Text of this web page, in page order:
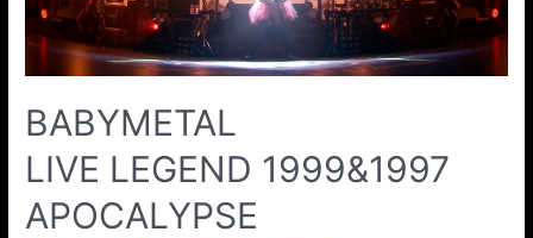
BABYMETAL
LIVE LEGEND 1999&1997
APOCALYPSE